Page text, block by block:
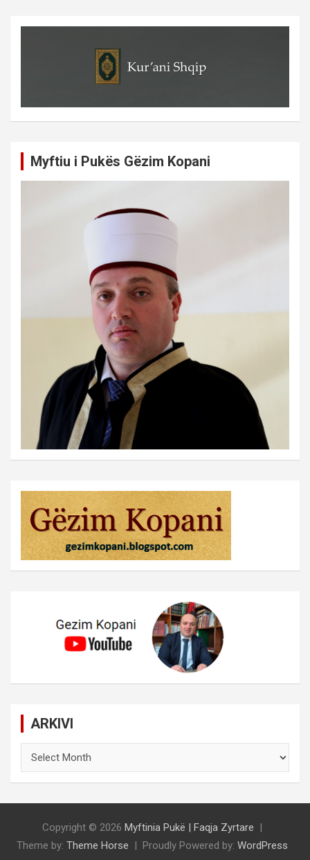
Myftiu i Pukës Gëzim Kopani
ARKIVI
Copyright © 2026 Myftinia Pukë | Faqja Zyrtare
Theme by: Theme Horse Proudly Powered by: WordPress